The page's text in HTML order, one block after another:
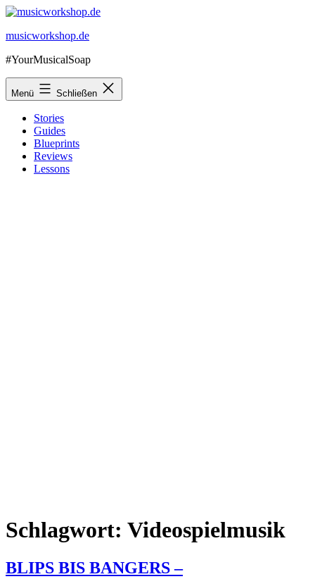
Zum
springen
musicworkshop.de
#YourMusicalSoap
Menü Schließen
Stories
Guides
Blueprints
Reviews
Lessons
Schlagwort: Videospielmusik
BLIPS BIS BANGERS –